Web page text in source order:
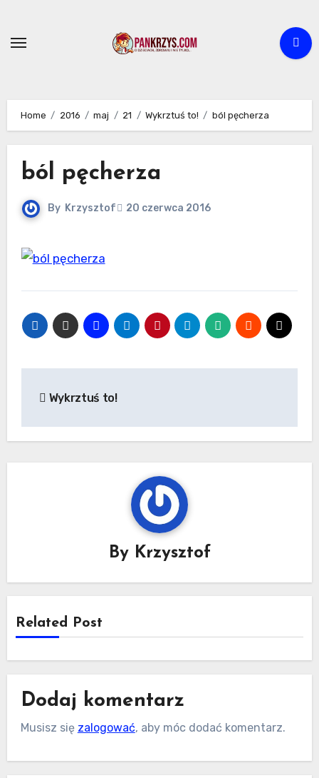
content
Home 2016 maj 21 Wykrztuś to! ból pęcherza
ból pęcherza
By Krzysztof 20 czerwca 2016
wpisu
Wykrztuś to!
By Krzysztof
Related Post
Dodaj komentarz
Musisz się zalogować, aby móc dodać komentarz.